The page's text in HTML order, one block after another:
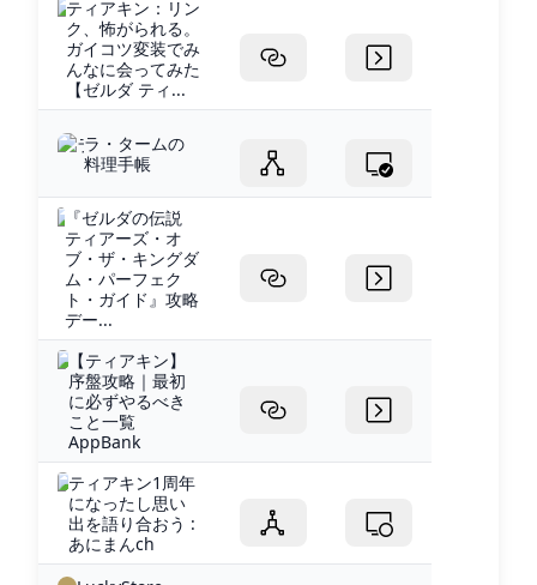
ティアキン：リン
ク、怖がられる。
ガイコツ変装でみ
んなに会ってみた
【ゼルダ ティ...
ラ・タームの
料理手帳
『ゼルダの伝説
ティアーズ・オ
ブ・ザ・キングダ
ム・パーフェク
ト・ガイド』攻略
デー...
【ティアキン】
序盤攻略｜最初
に必ずやるべき
こと一覧
AppBank
ティアキン1周年
になったし思い
出を語り合おう :
あにまんch